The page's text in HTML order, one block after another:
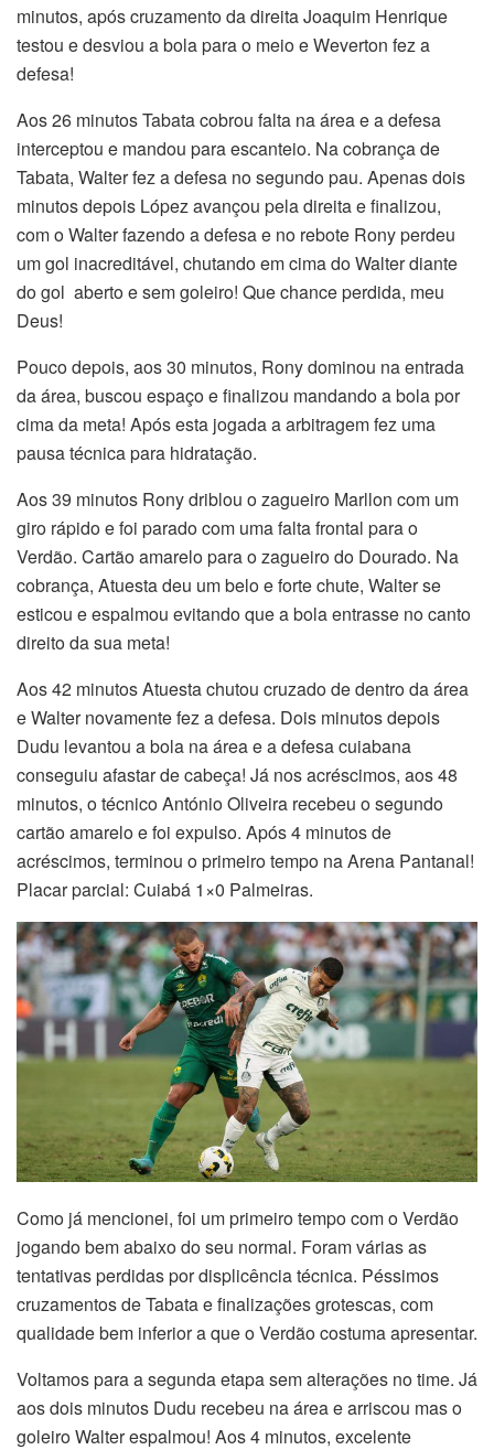
minutos, após cruzamento da direita Joaquim Henrique
testou e desviou a bola para o meio e Weverton fez a
defesa!
Aos 26 minutos Tabata cobrou falta na área e a defesa
interceptou e mandou para escanteio. Na cobrança de
Tabata, Walter fez a defesa no segundo pau. Apenas dois
minutos depois López avançou pela direita e finalizou,
com o Walter fazendo a defesa e no rebote Rony perdeu
um gol inacreditável, chutando em cima do Walter diante
do gol aberto e sem goleiro! Que chance perdida, meu
Deus!
Pouco depois, aos 30 minutos, Rony dominou na entrada
da área, buscou espaço e finalizou mandando a bola por
cima da meta! Após esta jogada a arbitragem fez uma
pausa técnica para hidratação.
Aos 39 minutos Rony driblou o zagueiro Marllon com um
giro rápido e foi parado com uma falta frontal para o
Verdão. Cartão amarelo para o zagueiro do Dourado. Na
cobrança, Atuesta deu um belo e forte chute, Walter se
esticou e espalmou evitando que a bola entrasse no canto
direito da sua meta!
Aos 42 minutos Atuesta chutou cruzado de dentro da área
e Walter novamente fez a defesa. Dois minutos depois
Dudu levantou a bola na área e a defesa cuiabana
conseguiu afastar de cabeça! Já nos acréscimos, aos 48
minutos, o técnico António Oliveira recebeu o segundo
cartão amarelo e foi expulso. Após 4 minutos de
acréscimos, terminou o primeiro tempo na Arena Pantanal!
Placar parcial: Cuiabá 1×0 Palmeiras.
Como já mencionei, foi um primeiro tempo com o Verdão
jogando bem abaixo do seu normal. Foram várias as
tentativas perdidas por displicência técnica. Péssimos
cruzamentos de Tabata e finalizações grotescas, com
qualidade bem inferior a que o Verdão costuma apresentar.
Voltamos para a segunda etapa sem alterações no time. Já
aos dois minutos Dudu recebeu na área e arriscou mas o
goleiro Walter espalmou! Aos 4 minutos, excelente